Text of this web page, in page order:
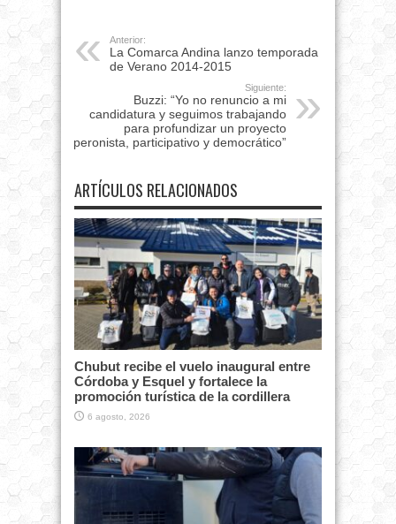
Anterior:
La Comarca Andina lanzo temporada
de Verano 2014-2015
Siguiente:
Buzzi: “Yo no renuncio a mi
candidatura y seguimos trabajando
para profundizar un proyecto
peronista, participativo y democrático”
ARTÍCULOS RELACIONADOS
Chubut recibe el vuelo inaugural entre
Córdoba y Esquel y fortalece la
promoción turística de la cordillera
6 agosto, 2026